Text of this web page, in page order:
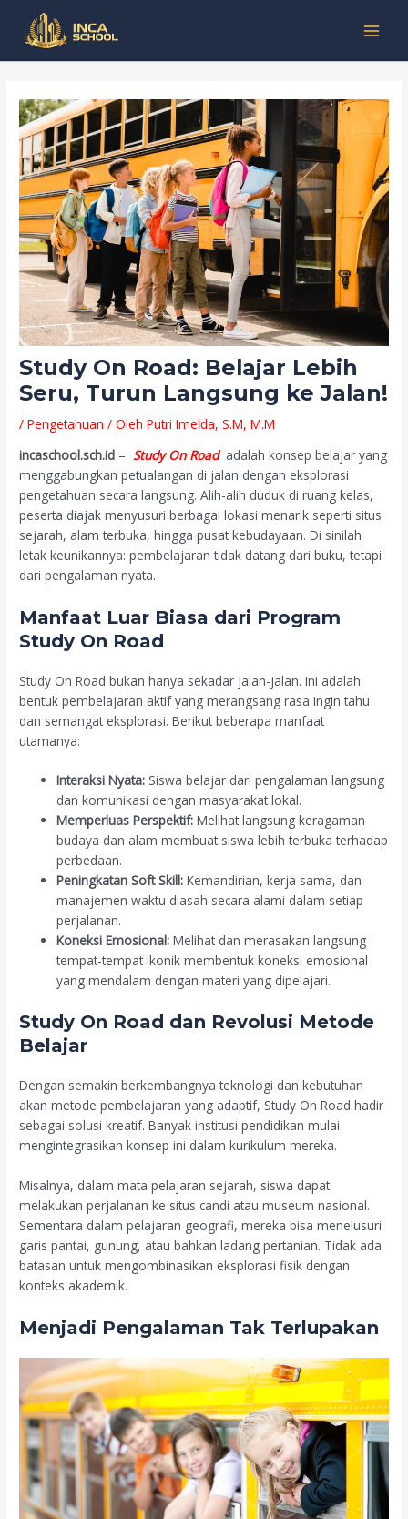
konten
Study On Road: Belajar Lebih
Seru, Turun Langsung ke Jalan!
/Pengetahuan / OlehPutri Imelda, S.M, M.M
incaschool.sch.id – Study On Roadadalah konsep belajar yang
menggabungkan petualangan di jalan dengan eksplorasi
pengetahuan secara langsung. Alih-alih duduk di ruang kelas,
peserta diajak menyusuri berbagai lokasi menarik seperti situs
sejarah, alam terbuka, hingga pusat kebudayaan. Di sinilah
letak keunikannya: pembelajaran tidak datang dari buku, tetapi
dari pengalaman nyata.
Manfaat Luar Biasa dari Program
Study On Road
Study On Road bukan hanya sekadar jalan-jalan. Ini adalah
bentuk pembelajaran aktif yang merangsang rasa ingin tahu
dan semangat eksplorasi. Berikut beberapa manfaat
utamanya:
Interaksi Nyata: Siswa belajar dari pengalaman langsung
dan komunikasi dengan masyarakat lokal.
Memperluas Perspektif: Melihat langsung keragaman
budaya dan alam membuat siswa lebih terbuka terhadap
perbedaan.
Peningkatan Soft Skill: Kemandirian, kerja sama, dan
manajemen waktu diasah secara alami dalam setiap
perjalanan.
Koneksi Emosional: Melihat dan merasakan langsung
tempat-tempat ikonik membentuk koneksi emosional
yang mendalam dengan materi yang dipelajari.
Study On Road dan Revolusi Metode
Belajar
Dengan semakin berkembangnya teknologi dan kebutuhan
akan metode pembelajaran yang adaptif, Study On Road hadir
sebagai solusi kreatif. Banyak institusi pendidikan mulai
mengintegrasikan konsep ini dalam kurikulum mereka.
Misalnya, dalam mata pelajaran sejarah, siswa dapat
melakukan perjalanan ke situs candi atau museum nasional.
Sementara dalam pelajaran geografi, mereka bisa menelusuri
garis pantai, gunung, atau bahkan ladang pertanian. Tidak ada
batasan untuk mengombinasikan eksplorasi fisik dengan
konteks akademik.
Menjadi Pengalaman Tak Terlupakan
navigation
Kategori